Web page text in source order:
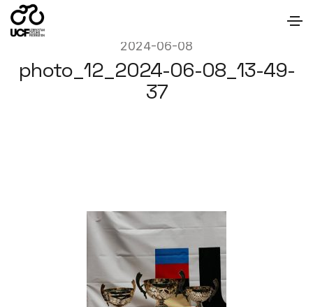
2024-06-08
photo_12_2024-06-08_13-49-
37